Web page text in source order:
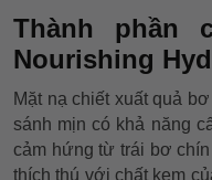
Thành phần
Nourishing
Mặt nạ chiết xuất quả
sánh mịn có khả năng
cảm hứng từ trái bơ
thích thú với chất kem